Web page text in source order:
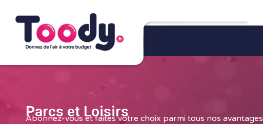
Parcs et Loisirs
Abonnez-vous et faites votre choix parmi tous nos avantages